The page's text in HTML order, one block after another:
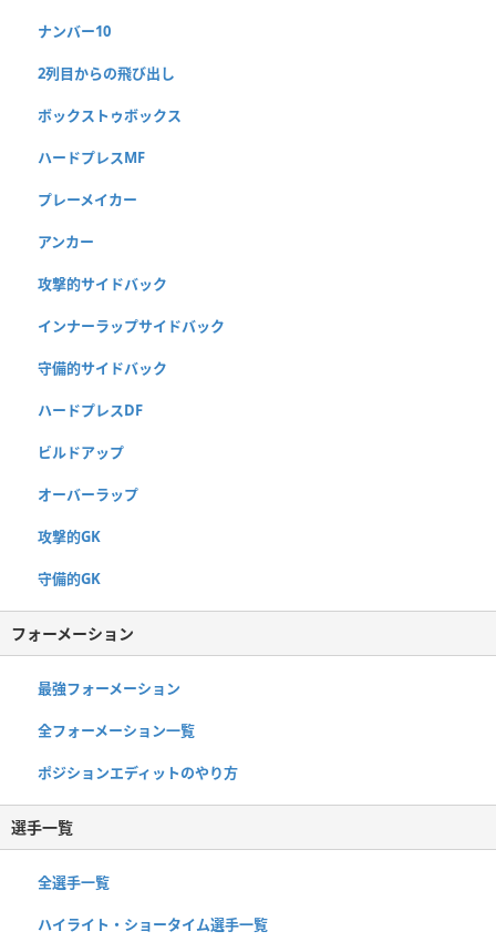
ナンバー10
2列目からの飛び出し
ボックストゥボックス
ハードプレスMF
プレーメイカー
アンカー
攻撃的サイドバック
インナーラップサイドバック
守備的サイドバック
ハードプレスDF
ビルドアップ
オーバーラップ
攻撃的GK
守備的GK
フォーメーション
最強フォーメーション
全フォーメーション一覧
ポジションエディットのやり方
選手一覧
全選手一覧
ハイライト・ショータイム選手一覧